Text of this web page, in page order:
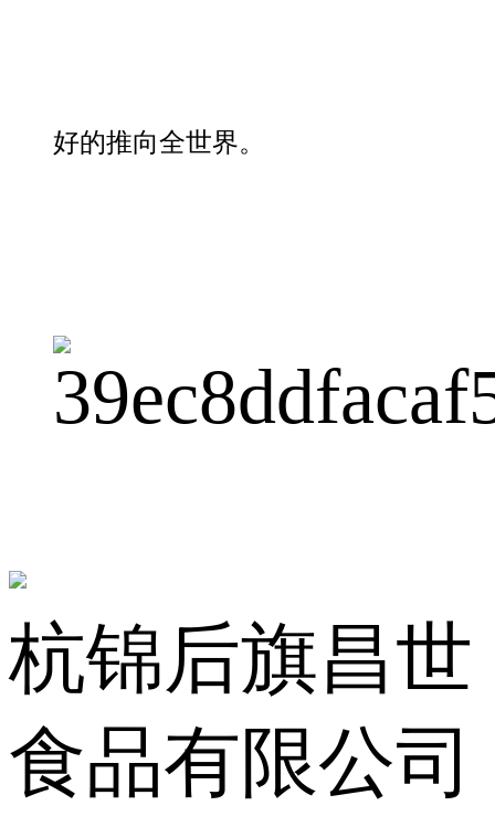
好的推向全世界。
杭锦后旗昌世
食品有限公司